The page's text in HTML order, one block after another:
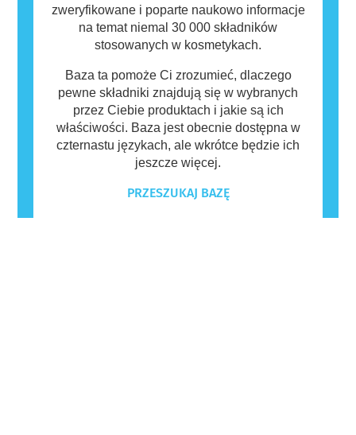
zweryfikowane i poparte naukowo informacje
na temat niemal 30 000 składników
stosowanych w kosmetykach.
Baza ta pomoże Ci zrozumieć, dlaczego
pewne składniki znajdują się w wybranych
przez Ciebie produktach i jakie są ich
właściwości. Baza jest obecnie dostępna w
czternastu językach, ale wkrótce będzie ich
jeszcze więcej.
PRZESZUKAJ BAZĘ